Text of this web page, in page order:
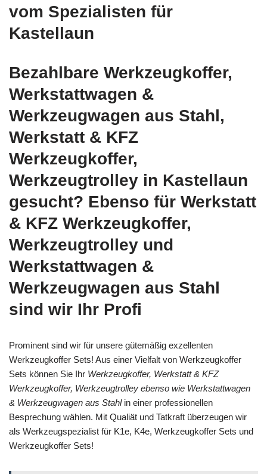
vom Spezialisten für
Kastellaun
Bezahlbare Werkzeugkoffer,
Werkstattwagen &
Werkzeugwagen aus Stahl,
Werkstatt & KFZ
Werkzeugkoffer,
Werkzeugtrolley in Kastellaun
gesucht? Ebenso für Werkstatt
& KFZ Werkzeugkoffer,
Werkzeugtrolley und
Werkstattwagen &
Werkzeugwagen aus Stahl
sind wir Ihr Profi
Prominent sind wir für unsere gütemäßig exzellenten
Werkzeugkoffer Sets! Aus einer Vielfalt von Werkzeugkoffer
Sets können Sie Ihr Werkzeugkoffer, Werkstatt & KFZ
Werkzeugkoffer, Werkzeugtrolley ebenso wie Werkstattwagen
& Werkzeugwagen aus Stahlin einer professionellen
Besprechung wählen. Mit Qualiät und Tatkraft überzeugen wir
als Werkzeugspezialist für K1e, K4e, Werkzeugkoffer Sets und
Werkzeugkoffer Sets!